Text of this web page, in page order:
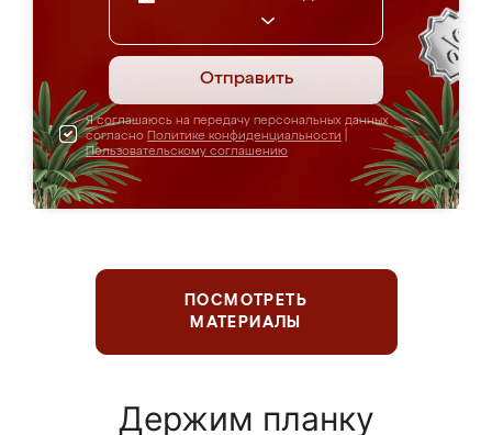
Отправить
Я соглашаюсь на передачу персональных данных
согласно Политике конфиденциальности
Пользовательскому соглашению
ПОСМОТРЕТЬ
МАТЕРИАЛЫ
Держим планку